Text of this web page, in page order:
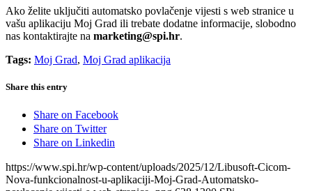
Ako želite uključiti automatsko povlačenje vijesti s web stranice u
vašu aplikaciju Moj Grad ili trebate dodatne informacije, slobodno
nas kontaktirajte na marketing@spi.hr.
Tags: Moj Grad, Moj Grad aplikacija
Share this entry
Share on Facebook
Share on Twitter
Share on Linkedin
https://www.spi.hr/wp-content/uploads/2025/12/Libusoft-Cicom-
Nova-funkcionalnost-u-aplikaciji-Moj-Grad-Automatsko-